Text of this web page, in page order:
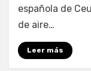
española de
de aire…
Leer más